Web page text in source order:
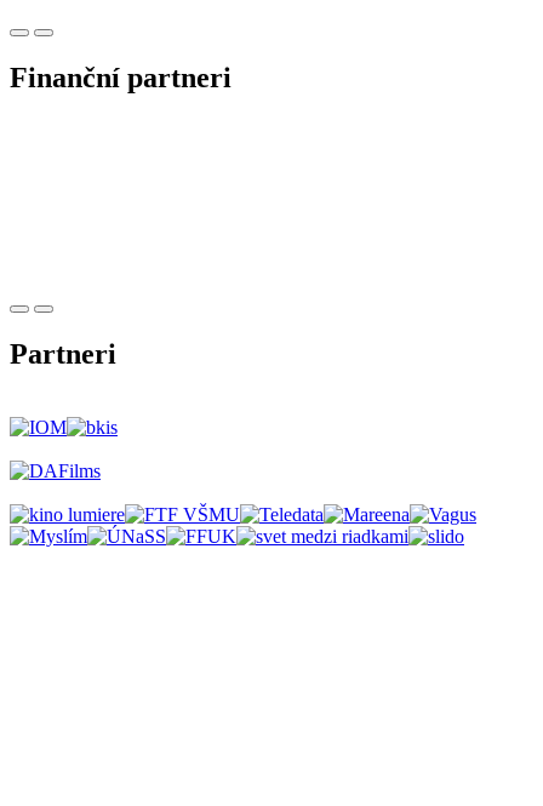
Finanční partneri
Partneri